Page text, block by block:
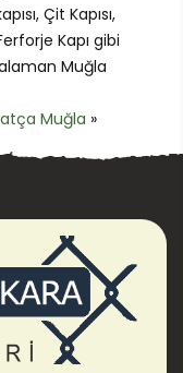
Çit Kapısı,
Kapı gibi
Muğla
Muğla »